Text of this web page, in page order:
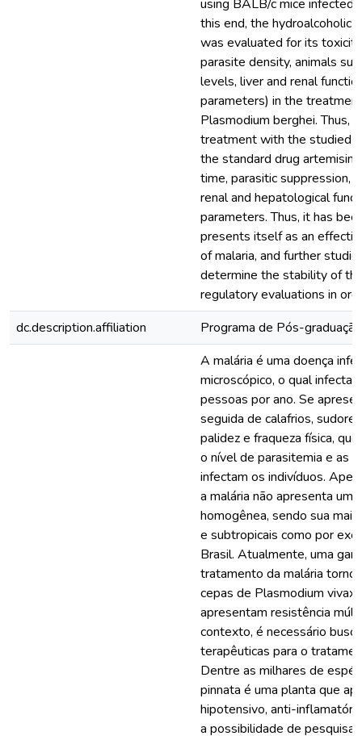
using BALB/c mice infected
this end, the hydroalcoholic
was evaluated for its
parasite density, animals
levels, liver and renal
parameters) in the
Plasmodium berghei. Thus,
treatment with the studied
the standard drug
time, parasitic suppression,
renal and hepatological
parameters. Thus, it has
presents itself as an
of malaria, and further
determine the stability of
regulatory evaluations in
dc.description.affiliation
Programa de Pós-
A malária é uma doença
microscópico, o qual infecta
pessoas por ano. Se
seguida de calafrios,
palidez e fraqueza física,
o nível de parasitemia e as
infectam os indivíduos.
a malária não apresenta
homogênea, sendo sua
e subtropicais como por
Brasil. Atualmente, uma
tratamento da malária
cepas de Plasmodium vivax
apresentam resistência
contexto, é necessário
terapêuticas para o
Dentre as milhares de
pinnata é uma planta que
hipotensivo, anti-
a possibilidade de